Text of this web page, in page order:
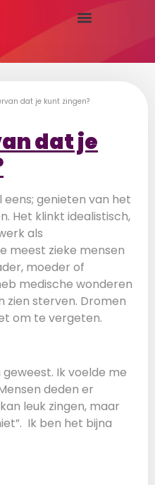
dat je kunt zingen?
dat je
genieten van het
Het klinkt idealistisch,
als
meest zieke mensen
moeder of
medische wonderen
zien sterven. Dromen
om te vergeten.
Ik voelde me
deden er
leuk zingen, maar
Ik ben het bijna